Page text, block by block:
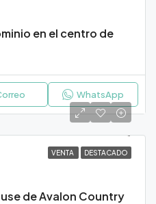
en el centro de
WhatsApp
VENTA DESTACADO
de Avalon Country